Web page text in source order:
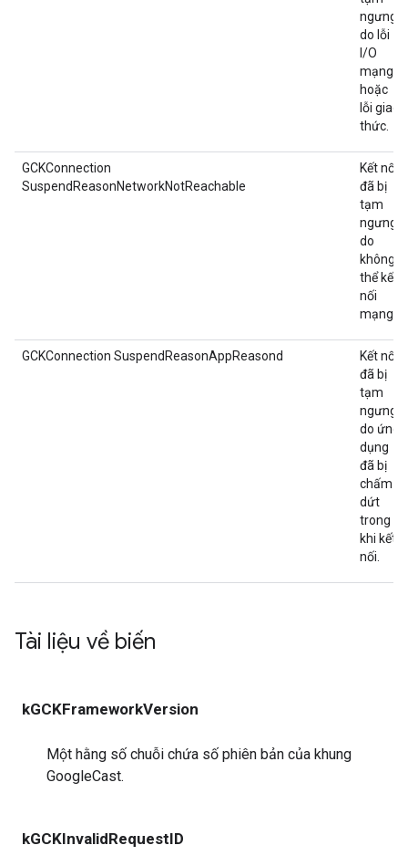
ngưng
do lỗi
I/O
mạng
hoặc
lỗi giao
thức.
GCKConnection
SuspendReasonNetworkNotReachable
Kết nối
đã bị
tạm
ngưng
do
không
thể kết
nối
mạng.
GCKConnection SuspendReasonAppReasond
Kết nối
đã bị
tạm
ngưng
do ứng
dụng
đã bị
chấm
dứt
trong
khi kết
nối.
Tài liệu về biến
kGCKFrameworkVersion
Một hằng số chuỗi chứa số phiên bản của khung
GoogleCast.
kGCKInvalidRequestID